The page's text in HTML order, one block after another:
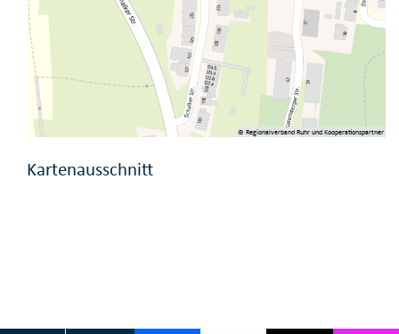
© Regionalverband Ruhr und Kooperationspartner
Kartenausschnitt